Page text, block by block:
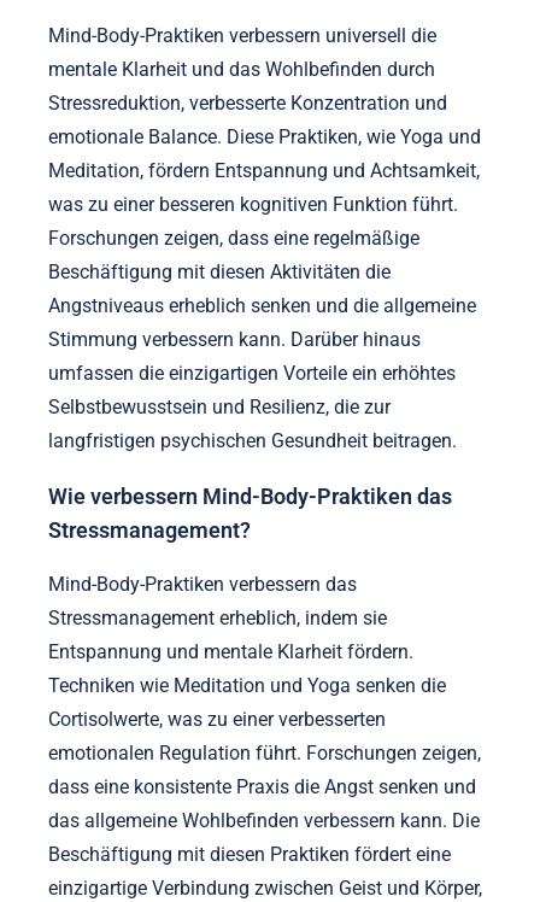
Mind-Body-Praktiken verbessern universell die
mentale Klarheit und das Wohlbefinden durch
Stressreduktion, verbesserte Konzentration und
emotionale Balance. Diese Praktiken, wie Yoga und
Meditation, fördern Entspannung und Achtsamkeit,
was zu einer besseren kognitiven Funktion führt.
Forschungen zeigen, dass eine regelmäßige
Beschäftigung mit diesen Aktivitäten die
Angstniveaus erheblich senken und die allgemeine
Stimmung verbessern kann. Darüber hinaus
umfassen die einzigartigen Vorteile ein erhöhtes
Selbstbewusstsein und Resilienz, die zur
langfristigen psychischen Gesundheit beitragen.
Wie verbessern Mind-Body-Praktiken das
Stressmanagement?
Mind-Body-Praktiken verbessern das
Stressmanagement erheblich, indem sie
Entspannung und mentale Klarheit fördern.
Techniken wie Meditation und Yoga senken die
Cortisolwerte, was zu einer verbesserten
emotionalen Regulation führt. Forschungen zeigen,
dass eine konsistente Praxis die Angst senken und
das allgemeine Wohlbefinden verbessern kann. Die
Beschäftigung mit diesen Praktiken fördert eine
einzigartige Verbindung zwischen Geist und Körper,